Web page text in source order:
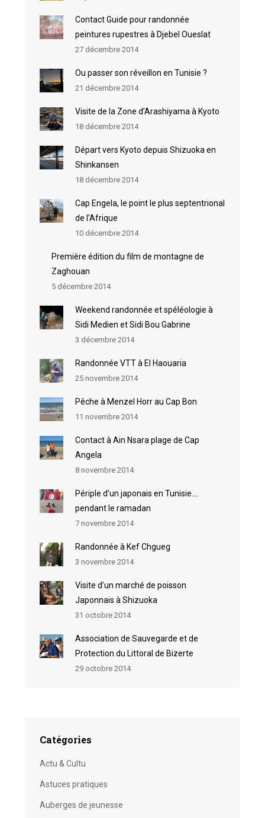
Contact Guide pour randonnée
peintures rupestres à Djebel Oueslat
27 décembre 2014
Ou passer son réveillon en Tunisie ?
21 décembre 2014
Visite de la Zone d’Arashiyama à Kyoto
18 décembre 2014
Départ vers Kyoto depuis Shizuoka en
Shinkansen
18 décembre 2014
Cap Engela, le point le plus septentrional
de l’Afrique
10 décembre 2014
Première édition du film de montagne de
Zaghouan
5 décembre 2014
Weekend randonnée et spéléologie à
Sidi Medien et Sidi Bou Gabrine
3 décembre 2014
Randonnée VTT à El Haouaria
25 novembre 2014
Pêche à Menzel Horr au Cap Bon
11 novembre 2014
Contact à Ain Nsara plage de Cap
Angela
8 novembre 2014
Périple d’un japonais en Tunisie….
pendant le ramadan
7 novembre 2014
Randonnée à Kef Chgueg
3 novembre 2014
Visite d’un marché de poisson
Japonnais à Shizuoka
31 octobre 2014
Association de Sauvegarde et de
Protection du Littoral de Bizerte
29 octobre 2014
Catégories
Actu & Cultu
Astuces pratiques
Auberges de jeunesse